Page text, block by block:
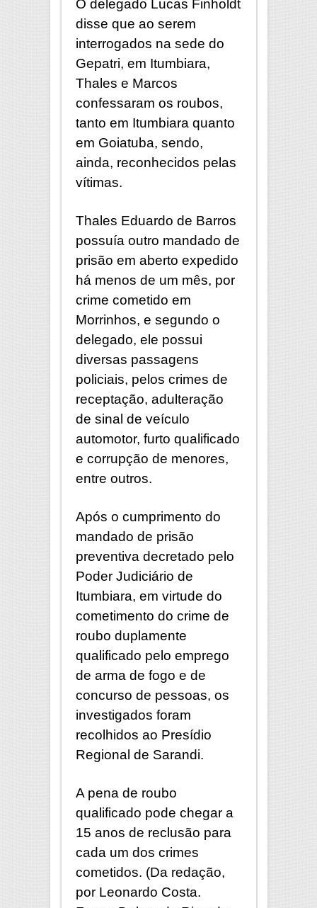
O delegado Lucas Finholdt
disse que ao serem
interrogados na sede do
Gepatri, em Itumbiara,
Thales e Marcos
confessaram os roubos,
tanto em Itumbiara quanto
em Goiatuba, sendo,
ainda, reconhecidos pelas
vítimas.
Thales Eduardo de Barros
possuía outro mandado de
prisão em aberto expedido
há menos de um mês, por
crime cometido em
Morrinhos, e segundo o
delegado, ele possui
diversas passagens
policiais, pelos crimes de
receptação, adulteração
de sinal de veículo
automotor, furto qualificado
e corrupção de menores,
entre outros.
Após o cumprimento do
mandado de prisão
preventiva decretado pelo
Poder Judiciário de
Itumbiara, em virtude do
cometimento do crime de
roubo duplamente
qualificado pelo emprego
de arma de fogo e de
concurso de pessoas, os
investigados foram
recolhidos ao Presídio
Regional de Sarandi.
A pena de roubo
qualificado pode chegar a
15 anos de reclusão para
cada um dos crimes
cometidos. (Da redação,
por Leonardo Costa.